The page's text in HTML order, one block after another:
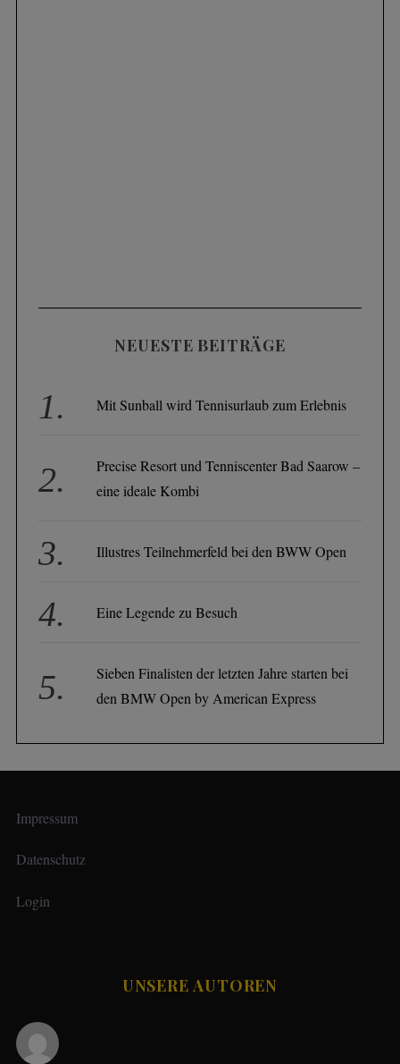
NEUESTE BEITRÄGE
Mit Sunball wird Tennisurlaub zum Erlebnis
Precise Resort und Tenniscenter Bad Saarow –
eine ideale Kombi
Illustres Teilnehmerfeld bei den BWW Open
Eine Legende zu Besuch
Sieben Finalisten der letzten Jahre starten bei
den BMW Open by American Express
Impressum
Datenschutz
Login
UNSERE AUTOREN